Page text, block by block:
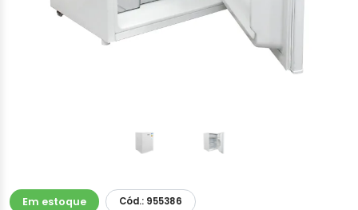
Em estoque Cód.: 955386